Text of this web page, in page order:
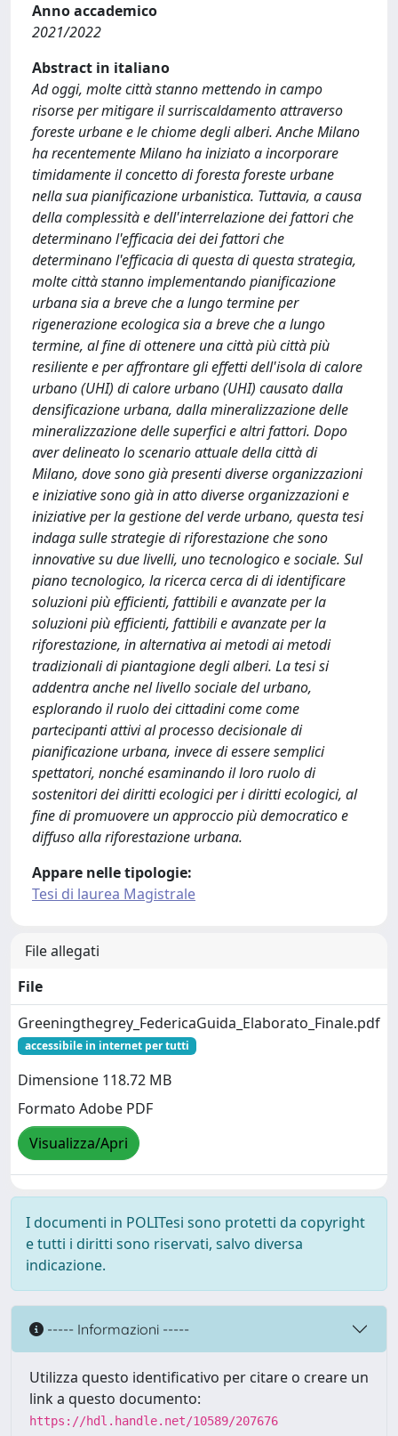
Anno accademico
2021/2022
Abstract in italiano
Ad oggi, molte città stanno mettendo in campo
risorse per mitigare il surriscaldamento attraverso
foreste urbane e le chiome degli alberi. Anche Milano
ha recentemente Milano ha iniziato a incorporare
timidamente il concetto di foresta foreste urbane
nella sua pianificazione urbanistica. Tuttavia, a causa
della complessità e dell'interrelazione dei fattori che
determinano l'efficacia dei dei fattori che
determinano l'efficacia di questa di questa strategia,
molte città stanno implementando pianificazione
urbana sia a breve che a lungo termine per
rigenerazione ecologica sia a breve che a lungo
termine, al fine di ottenere una città più città più
resiliente e per affrontare gli effetti dell'isola di calore
urbano (UHI) di calore urbano (UHI) causato dalla
densificazione urbana, dalla mineralizzazione delle
mineralizzazione delle superfici e altri fattori. Dopo
aver delineato lo scenario attuale della città di
Milano, dove sono già presenti diverse organizzazioni
e iniziative sono già in atto diverse organizzazioni e
iniziative per la gestione del verde urbano, questa tesi
indaga sulle strategie di riforestazione che sono
innovative su due livelli, uno tecnologico e sociale. Sul
piano tecnologico, la ricerca cerca di di identificare
soluzioni più efficienti, fattibili e avanzate per la
soluzioni più efficienti, fattibili e avanzate per la
riforestazione, in alternativa ai metodi ai metodi
tradizionali di piantagione degli alberi. La tesi si
addentra anche nel livello sociale del urbano,
esplorando il ruolo dei cittadini come come
partecipanti attivi al processo decisionale di
pianificazione urbana, invece di essere semplici
spettatori, nonché esaminando il loro ruolo di
sostenitori dei diritti ecologici per i diritti ecologici, al
fine di promuovere un approccio più democratico e
diffuso alla riforestazione urbana.
Appare nelle tipologie:
Tesi di laurea Magistrale
File allegati
File
Greeningthegrey_FedericaGuida_Elaborato_Finale.pdf
accessibile in internet per tutti
Dimensione 118.72 MB
Formato Adobe PDF
Visualizza/Apri
I documenti in POLITesi sono protetti da copyright
e tutti i diritti sono riservati, salvo diversa
indicazione.
----- Informazioni -----
Utilizza questo identificativo per citare o creare un
link a questo documento:
https://hdl.handle.net/10589/207676